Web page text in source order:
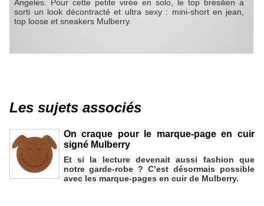
Angeles. Pour cette petite virée en solo, le top brésilien a
sorti un look décontracté et ultra sexy : mini-short en jean,
top loose et sneakers Mulberry.
Les sujets associés
On craque pour le marque-page en cuir
signé Mulberry
Et si la lecture devenait aussi fashion que
notre garde-robe ? C’est désormais possible
avec les marque-pages en cuir de Mulberry.